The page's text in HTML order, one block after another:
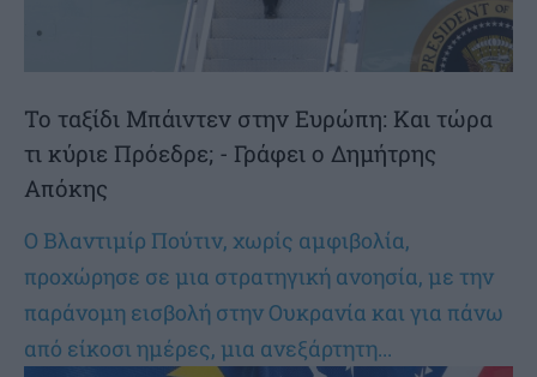
Το ταξίδι Μπάιντεν στην Ευρώπη: Και τώρα
τι κύριε Πρόεδρε; - Γράφει ο Δημήτρης
Απόκης
Ο Βλαντιμίρ Πούτιν, χωρίς αμφιβολία,
προχώρησε σε μια στρατηγική ανοησία, με την
παράνομη εισβολή στην Ουκρανία και για πάνω
από είκοσι ημέρες, μια ανεξάρτητη...